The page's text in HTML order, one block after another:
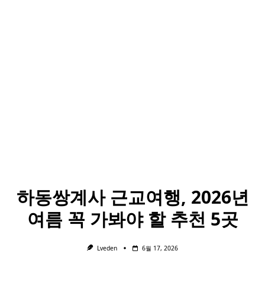
하동쌍계사 근교여행, 2026년
여름 꼭 가봐야 할 추천 5곳
Lveden 6월 17, 2026